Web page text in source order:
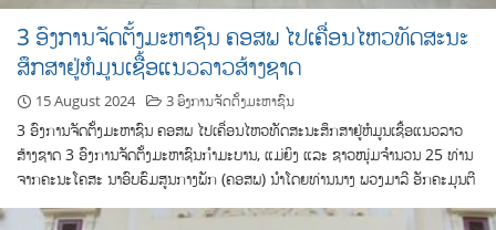
3 ອົງການຈັດຕັ້ງມະຫາຊົນ ຄອສພ ໄປເຄື່ອນໄຫວທັດສະນະ
ສຶກສາຢູ່ຫໍມູນເຊື້ອແນວລາວສ້າງຊາດ
15 August 2024 3 ອົງການຈັດຕັ້ງມະຫາຊົນ
3 ອົງການຈັດຕັ້ງມະຫາຊົນ ຄອສພ ໄປເຄື່ອນໄຫວທັດສະນະສຶກສາຢູ່ຫໍມູນເຊື້ອແນວລາວ
ສ້າງຊາດ 3 ອົງການຈັດຕັ້ງມະຫາຊົນກຳມະບານ, ແມ່ຍິງ ແລະ ຊາວໜຸ່ມຈຳນວນ 25 ທ່ານ
ຈາກຄະນະໂຄສະ ນາອົບຮົມສູນກາງພັກ (ຄອສພ) ນຳໂດຍທ່ານນາງ ພວງມາລີ ອັກຄະມຸນຕີ